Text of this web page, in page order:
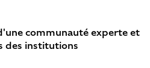
communauté experte et
des institutions